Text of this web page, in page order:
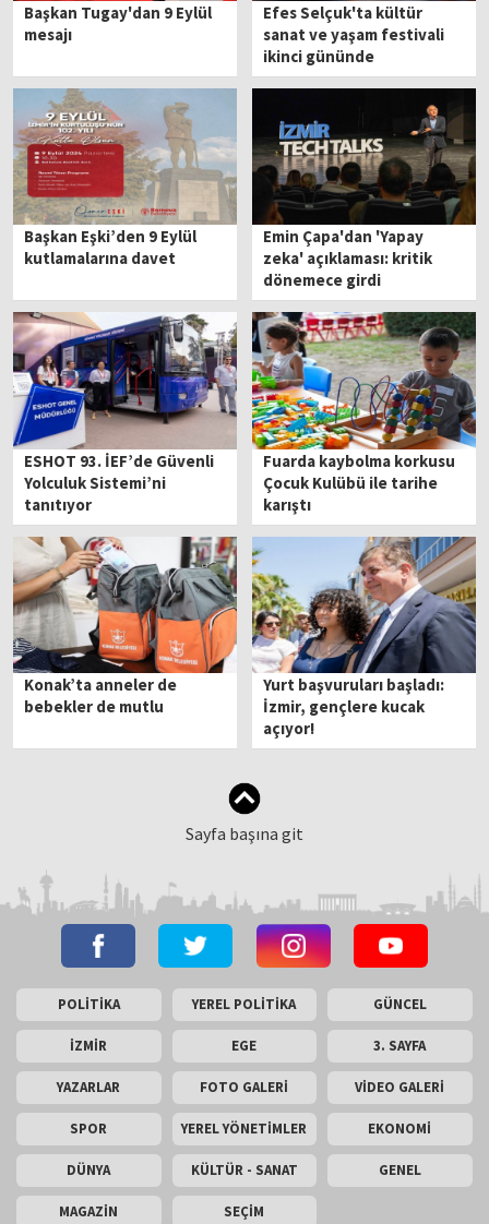
Başkan Tugay'dan 9 Eylül
mesajı
Efes Selçuk'ta kültür
sanat ve yaşam festivali
ikinci gününde
Başkan Eşki’den 9 Eylül
kutlamalarına davet
Emin Çapa'dan 'Yapay
zeka' açıklaması: kritik
dönemece girdi
ESHOT 93. İEF’de Güvenli
Yolculuk Sistemi’ni
tanıtıyor
Fuarda kaybolma korkusu
Çocuk Kulübü ile tarihe
karıştı
Konak’ta anneler de
bebekler de mutlu
Yurt başvuruları başladı:
İzmir, gençlere kucak
açıyor!
Sayfa başına git
POLİTİKA YEREL POLİTİKA GÜNCEL
İZMİR EGE 3. SAYFA
YAZARLAR FOTO GALERİ VİDEO GALERİ
SPOR YEREL YÖNETİMLER EKONOMİ
DÜNYA KÜLTÜR - SANAT GENEL
MAGAZİN SEÇİM